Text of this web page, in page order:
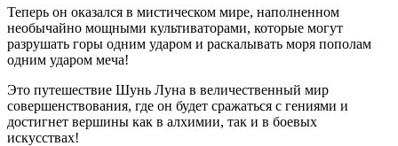
Теперь он оказался в мистическом мире, наполненном
необычайно мощными культиваторами, которые могут
разрушать горы одним ударом и раскалывать моря пополам
одним ударом меча!
Это путешествие Шунь Луна в величественный мир
совершенствования, где он будет сражаться с гениями и
достигнет вершины как в алхимии, так и в боевых
искусствах!